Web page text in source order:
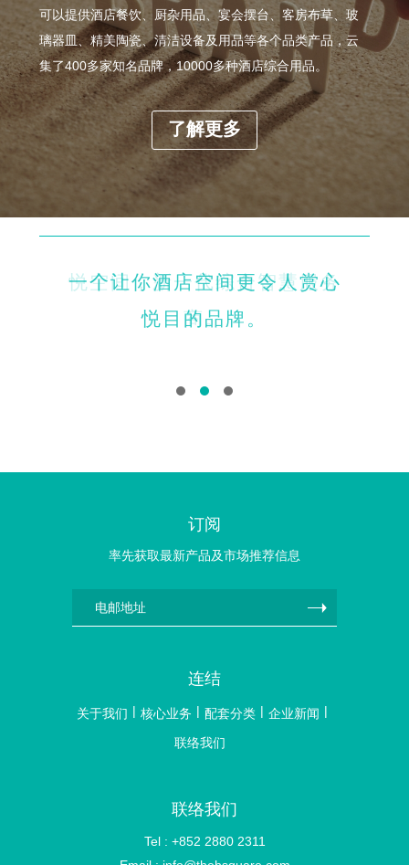
可以提供酒店餐饮、厨杂用品、宴会摆台、客房布草、玻
璃器皿、精美陶瓷、清洁设备及用品等各个品类产品，云
集了400多家知名品牌，10000多种酒店综合用品。
了解更多
一个让你酒店空间更令人赏心
悦目的品牌。
悦空间，新一代综合智慧服务
商。
订阅
率先获取最新产品及市场推荐信息
连结
关于我们 核心业务 配套分类
企业新闻
联络我们
联络我们
Tel : +852 2880 2311